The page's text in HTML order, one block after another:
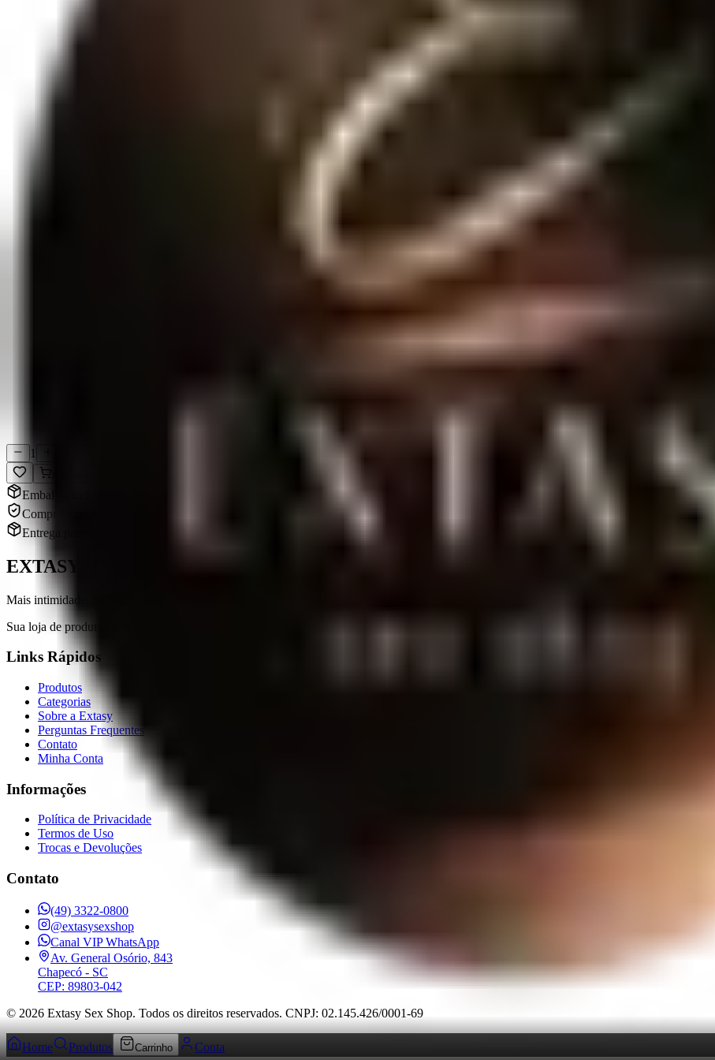
O Clímax que você já conhece, agora numa nova versão. O Clímax Facilitador de Orgasmos age estimulando e aumentando a circulação da
Possui em sua formulação o Jambu, capaz de eletrizar intensamente a região, além d...
1
Embalagem 100% discreta
Compra segura e sigilosa
Entrega para todo Brasil
EXTASY
Mais intimidade, mais conexão.
Sua loja de produtos eróticos em Chapecó, SC. Qualidade, variedade e entrega discreta para todo o Brasil.
Links Rápidos
Produtos
Categorias
Sobre a Extasy
Perguntas Frequentes
Contato
Minha Conta
Informações
Política de Privacidade
Termos de Uso
Trocas e Devoluções
Contato
(49) 3322-0800
@extasysexshop
Canal VIP WhatsApp
Av. General Osório, 843
Chapecó - SC
CEP: 89803-042
© 2026 Extasy Sex Shop. Todos os direitos reservados. CNPJ: 02.145.426/0001-69
Home Produtos Carrinho Conta